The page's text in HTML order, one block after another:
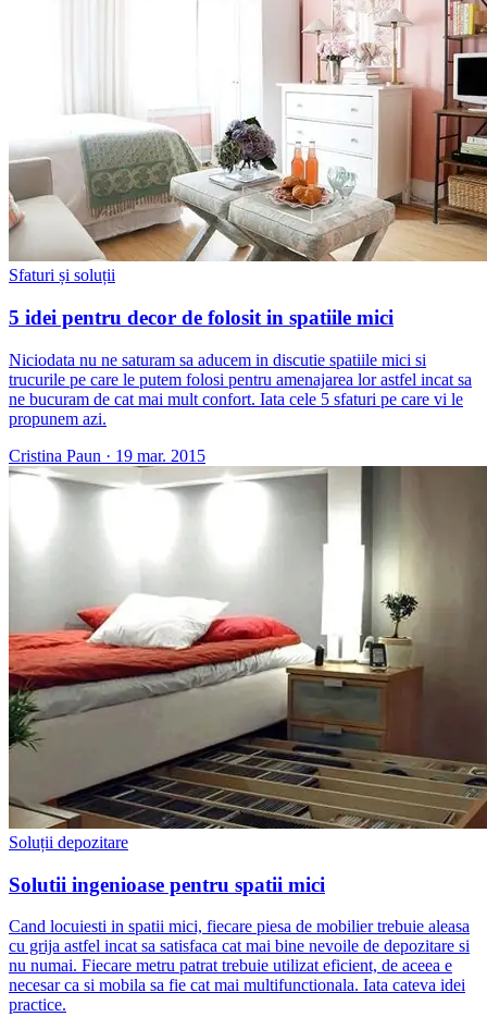
Sfaturi și soluții
5 idei pentru decor de folosit in spatiile mici
Niciodata nu ne saturam sa aducem in discutie spatiile mici si
trucurile pe care le putem folosi pentru amenajarea lor astfel incat sa
ne bucuram de cat mai mult confort. Iata cele 5 sfaturi pe care vi le
propunem azi.
Cristina Paun · 19 mar. 2015
Soluții depozitare
Solutii ingenioase pentru spatii mici
Cand locuiesti in spatii mici, fiecare piesa de mobilier trebuie aleasa
cu grija astfel incat sa satisfaca cat mai bine nevoile de depozitare si
nu numai. Fiecare metru patrat trebuie utilizat eficient, de aceea e
necesar ca si mobila sa fie cat mai multifunctionala. Iata cateva idei
practice.